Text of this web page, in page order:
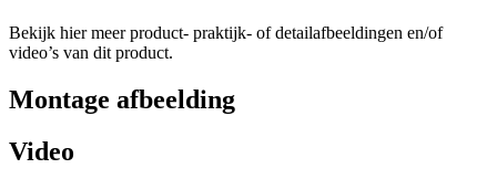
Bekijk hier meer product- praktijk- of detailafbeeldingen en/of
video’s van dit product.
Montage afbeelding
Video